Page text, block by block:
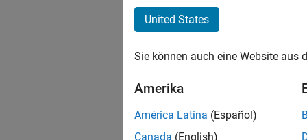
Stellen
Es
Region
United States
Sie können auch eine Website aus
Amerika
América Latina (Español)
Canada (English)